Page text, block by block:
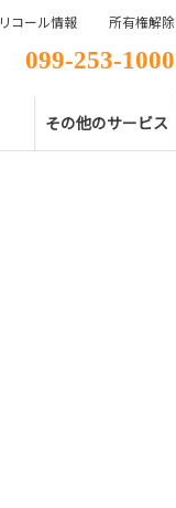
099-253-1000
その他のサービス
リコール情報 所有権解除